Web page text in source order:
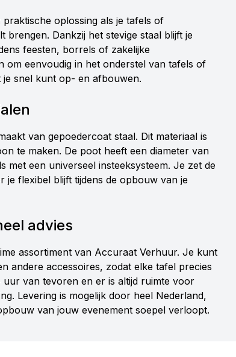
oplossing als je tafels of
brengen. Dankzij het stevige staal blijft je
feesten, borrels of zakelijke
om eenvoudig in het onderstel van tafels of
snel kunt op- en afbouwen.
van gepoedercoat staal. Dit materiaal is
te maken. De poot heeft een diameter van
met een universeel insteeksysteem. Je zet de
flexibel blijft tijdens de opbouw van je
advies
assortiment van Accuraat Verhuur. Je kunt
andere accessoires, zodat elke tafel precies
van tevoren en er is altijd ruimte voor
Levering is mogelijk door heel Nederland,
van jouw evenement soepel verloopt.